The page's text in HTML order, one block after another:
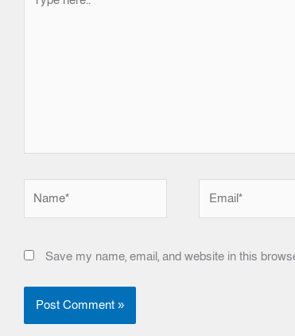
here..
Save my name, email, and website in this